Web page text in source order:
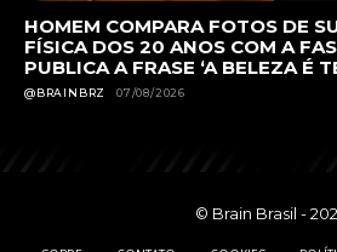
HOMEM COMPARA FOTOS DE
FÍSICA DOS 20 ANOS COM A
PUBLICA A FRASE ‘A BELEZA É
@BRAINBRZ 07/08/2026
© Brain Brasil -